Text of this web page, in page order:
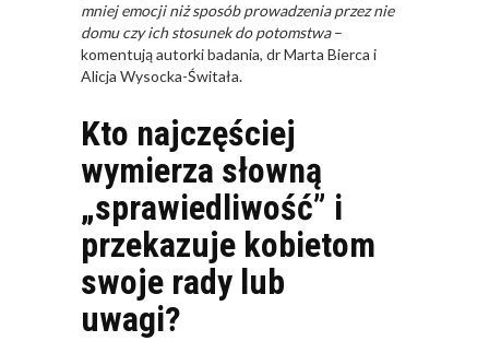
mniej emocji niż sposób prowadzenia przez nie
domu czy ich stosunek do potomstwa–
komentują autorki badania, dr Marta Bierca i
Alicja Wysocka-Świtała.
Kto najczęściej
wymierza słowną
„sprawiedliwość” i
przekazuje kobietom
swoje rady lub
uwagi?